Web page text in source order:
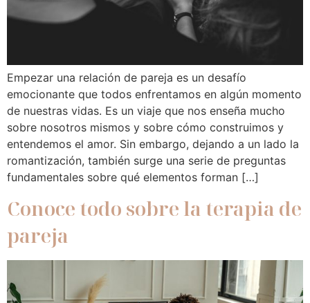
Empezar una relación de pareja es un desafío
emocionante que todos enfrentamos en algún momento
de nuestras vidas. Es un viaje que nos enseña mucho
sobre nosotros mismos y sobre cómo construimos y
entendemos el amor. Sin embargo, dejando a un lado la
romantización, también surge una serie de preguntas
fundamentales sobre qué elementos forman […]
Conoce todo sobre la terapia de
pareja